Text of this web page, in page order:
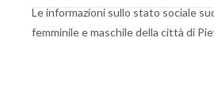
Le informazioni sullo stato sociale
femminile e maschile della città di